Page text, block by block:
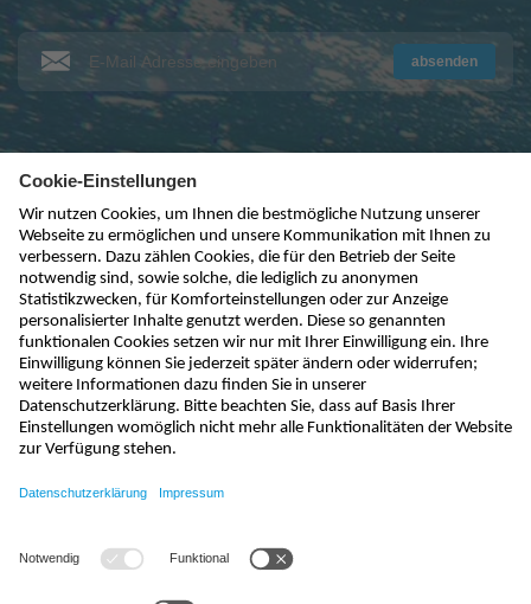
absenden
kontakt@nivus.com
+49 7262 9191-0
sales@nivus.com
+49 7262 9191-794
hotline@nivus.com
+49 7262 9191-955